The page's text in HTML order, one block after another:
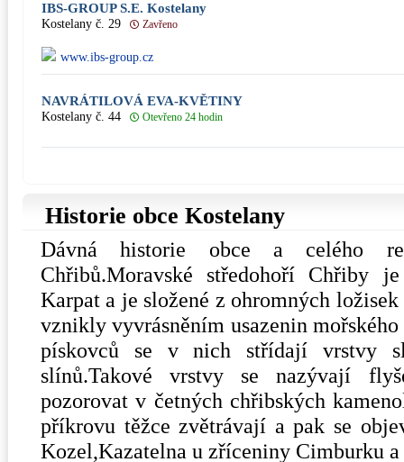
IBS-GROUP S.E. Kostelany
Kostelany č. 29 Zavřeno
www.ibs-group.cz
NAVRÁTILOVÁ EVA-KVĚTINY
Kostelany č. 44 Otevřeno 24 hodin
Historie obce Kostelany
Dávná historie obce a celého
Chřibů.Moravské středohoří Chřiby
Karpat a je složené z ohromných
vznikly vyvrásněním usazenin
pískovců se v nich střídají vrstvy
slínů.Takové vrstvy se nazývají
pozorovat v četných chřibských
příkrovu těžce zvětrávají a pak se
Kozel,Kazatelna u zříceniny Cimburku